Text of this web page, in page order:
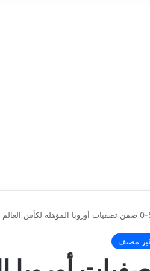
مصنف